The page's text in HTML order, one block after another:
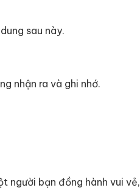
sau này.
nhận ra và ghi nhớ.
người bạn đồng hành vui vẻ,